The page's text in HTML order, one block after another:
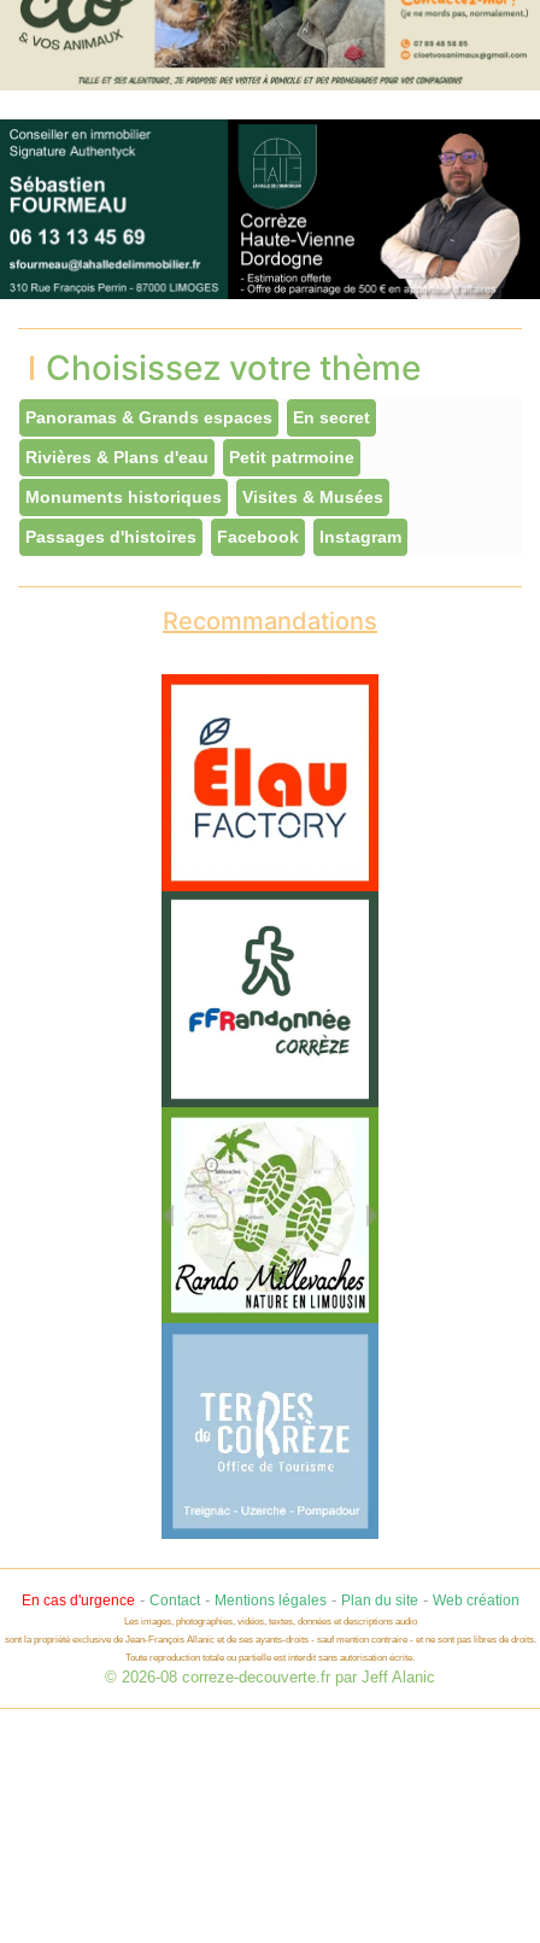
Choisissez votre thème
Panoramas & Grands espaces En secret
Rivières & Plans d'eau Petit patrmoine
Monuments historiques Visites & Musées
Passages d'histoires Facebook Instagram
Recommandations
En cas d'urgence - Contact- Mentions légales- Plan du site - Web création
Les images, photographies, vidéos, textes, données et descriptions audio
sont la propriété exclusive de Jean-François Allanic et de ses ayants-droits - sauf mention contraire - et ne sont pas libres de droits.
Toute reproduction totale ou partielle est interdit sans autorisation écrite.
© 2026-08 correze-decouverte.fr par Jeff Alanic